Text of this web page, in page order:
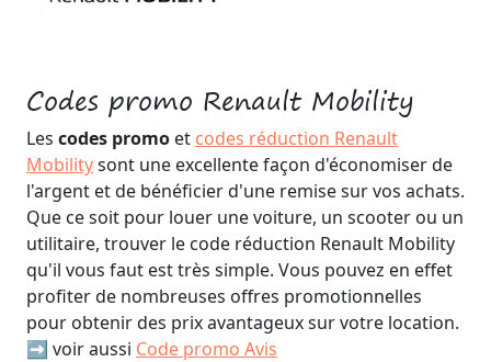
Codes promo Renault Mobility
Les codes promo et codes réduction Renault
Mobilitysont une excellente façon d'économiser de
l'argent et de bénéficier d'une remise sur vos achats.
Que ce soit pour louer une voiture, un scooter ou un
utilitaire, trouver le code réduction Renault Mobility
qu'il vous faut est très simple. Vous pouvez en effet
profiter de nombreuses offres promotionnelles
pour obtenir des prix avantageux sur votre location.
➡️ voir aussi Code promo Avis